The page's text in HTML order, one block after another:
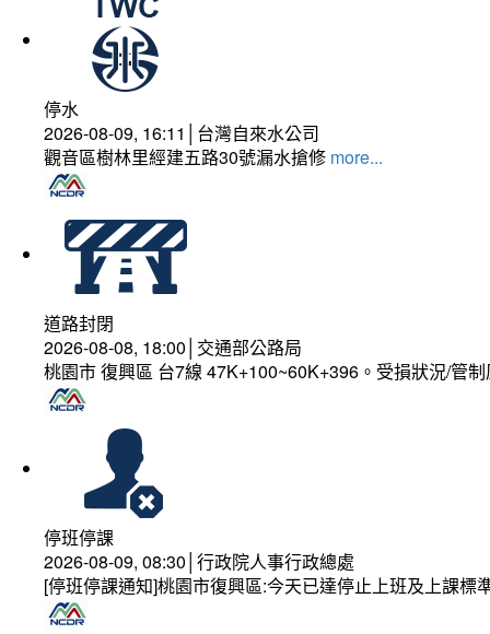
停水
2026-08-09, 16:11│台灣自來水公司
觀音區樹林里經建五路30號漏水搶修 more...
道路封閉
2026-08-08, 18:00│交通部公路局
桃園市 復興區 台7線 47K+100~60K+396。受損狀況/管
停班停課
2026-08-09, 08:30│行政院人事行政總處
[停班停課通知]桃園市復興區:今天已達停止上班及上課